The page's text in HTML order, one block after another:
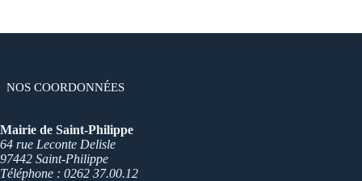
NOS COORDONNÉES
Mairie de Saint-Philippe
64 rue Leconte Delisle
97442 Saint-Philippe
Téléphone : 0262 37.00.12